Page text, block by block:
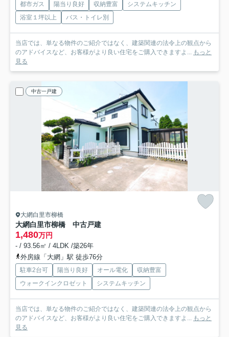
都市ガス 陽当り良好 収納豊富
システムキッチン
浴室１坪以上
バス・トイレ別
当店では、単なる物件のご紹介ではなく、建築関連の法令上の観点から
のアドバイスなど、お客様がより良い住宅をご購入できますよ... もっと
見る
中古一戸建
大網白里市柳橋
大網白里市柳橋 中古戸建
1,480万円
- / 93.56㎡ / 4LDK /築26年
外房線「大網」駅 徒歩76分
駐車2台可 陽当り良好 オール電化
収納豊富
ウォークインクロゼット
システムキッチン
当店では、単なる物件のご紹介ではなく、建築関連の法令上の観点から
のアドバイスなど、お客様がより良い住宅をご購入できますよ... もっと
見る